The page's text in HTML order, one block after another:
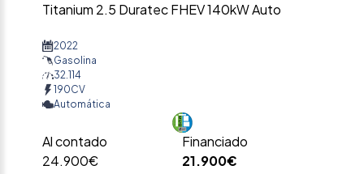
Titanium 2.5 Duratec FHEV 140kW Auto
2022
Gasolina
32.114
190CV
Automática
Al contado
24.900€
Financiado
21.900€